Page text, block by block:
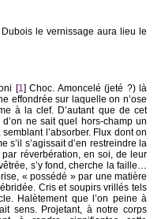
le vernissage aura lieu le
[1] Choc. Amoncelé (jeté ?) là
effondrée sur laquelle on n’ose
à la clef. D’autant que de cet
ne sait quel hors-champ un
l’absorber. Flux dont on
s’agissait d’en restreindre la
réverbération, en soi, de leur
s’y fond, cherche la faille…
« possédé » par une matière
Cris et soupirs vrillés tels
Halètement que l’on peine à
sens. Projetant, à notre corps